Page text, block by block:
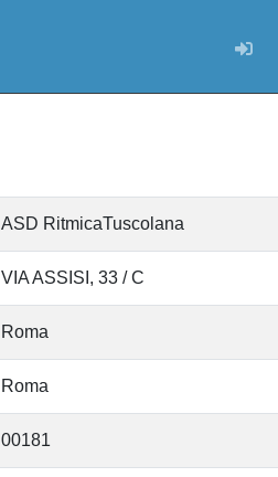
ASD RitmicaTuscolana
VIA ASSISI, 33 / C
Roma
Roma
00181